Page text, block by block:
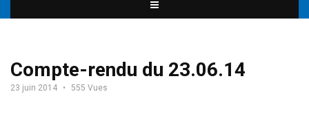
Compte-rendu du 23.06.14
23 juin 2014 555 Vues